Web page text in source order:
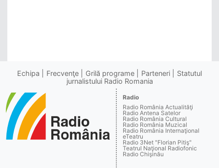
Echipa Frecvenţe Grilă programe Parteneri
Statutul
jurnalistului Radio Romania
Radio
Radio România Actualităţi
Radio Antena Satelor
Radio România Cultural
Radio România Muzical
Radio România Internaţional
eTeatru
Radio 3Net "Florian Pitiş"
Teatrul Naţional Radiofonic
Radio Chişinău